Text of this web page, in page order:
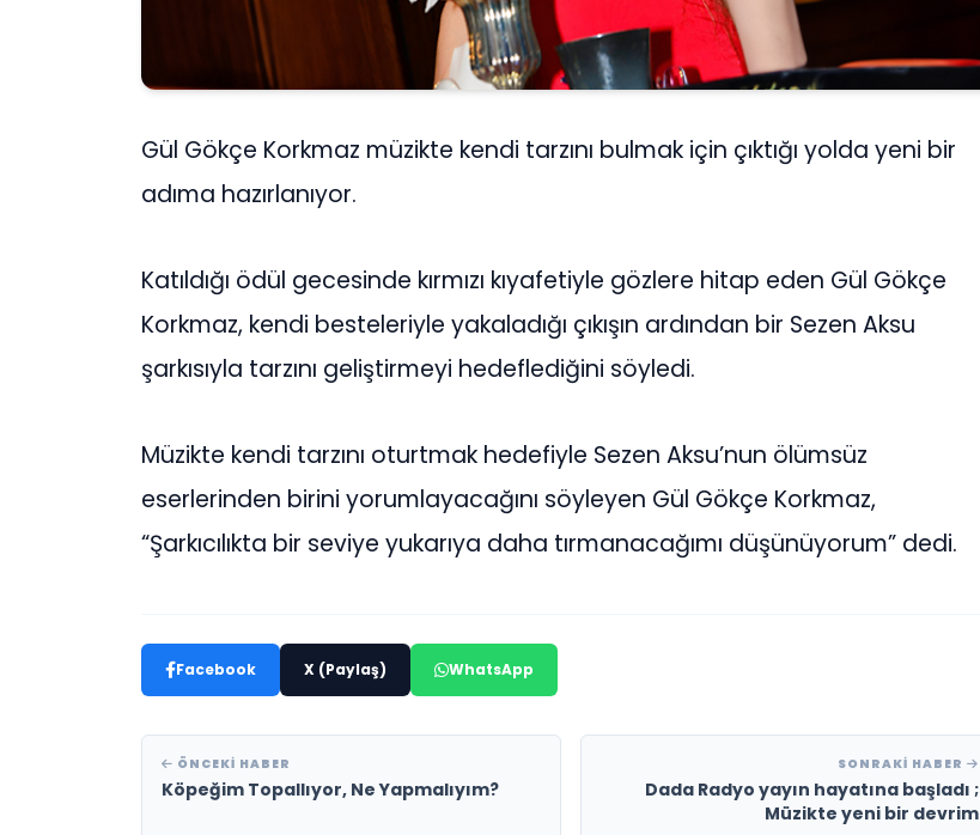
Gül Gökçe Korkmaz müzikte kendi tarzını bulmak için çıktığı yolda yeni bir
adıma hazırlanıyor.
Katıldığı ödül gecesinde kırmızı kıyafetiyle gözlere hitap eden Gül Gökçe
Korkmaz, kendi besteleriyle yakaladığı çıkışın ardından bir Sezen Aksu
şarkısıyla tarzını geliştirmeyi hedeflediğini söyledi.
Müzikte kendi tarzını oturtmak hedefiyle Sezen Aksu’nun ölümsüz
eserlerinden birini yorumlayacağını söyleyen Gül Gökçe Korkmaz,
“Şarkıcılıkta bir seviye yukarıya daha tırmanacağımı düşünüyorum” dedi.
Facebook X (Paylaş) WhatsApp
ÖNCEKI HABER
Köpeğim Topallıyor, Ne Yapmalıyım?
SONRAKI HABER
Dada Radyo yayın hayatına başladı ;
Müzikte yeni bir devrim